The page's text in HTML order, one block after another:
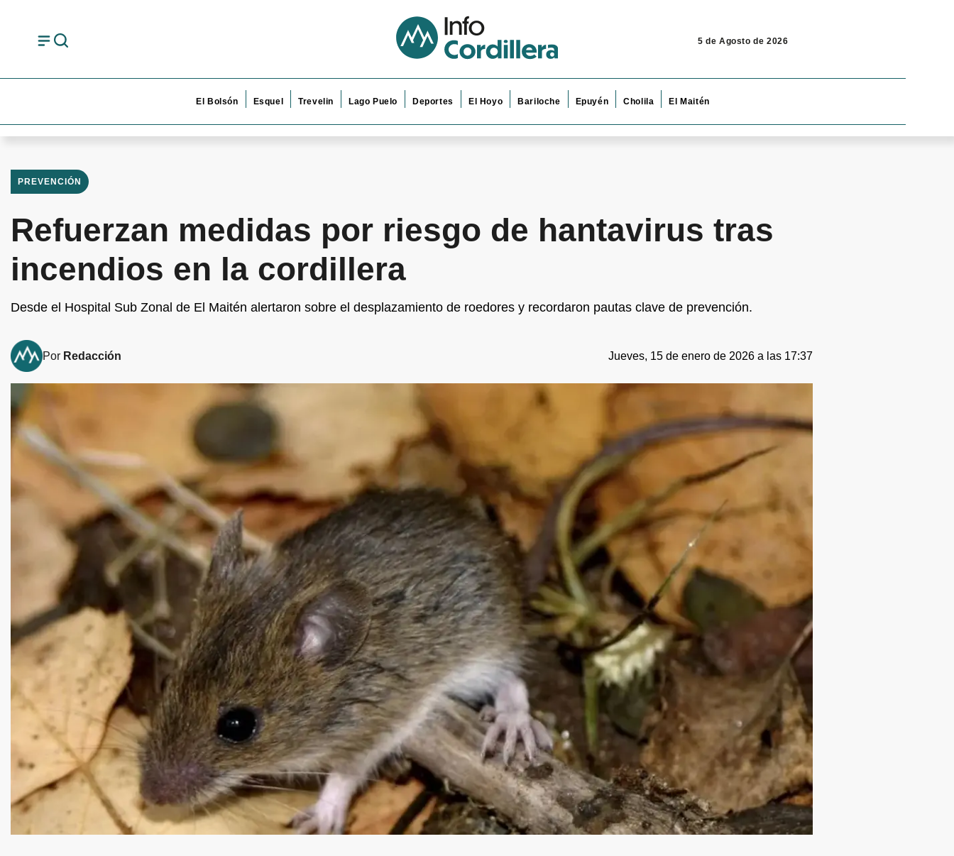
5 de Agosto de 2026
El Bolsón Esquel Trevelin Lago Puelo Deportes El Hoyo Bariloche Epuyén Cholila El Maitén
PREVENCIÓN
Refuerzan medidas por riesgo de hantavirus tras
incendios en la cordillera
Desde el Hospital Sub Zonal de El Maitén alertaron sobre el desplazamiento de roedores y recordaron pautas clave de prevención.
Por Redacción Jueves, 15 de enero de 2026 a las 17:37